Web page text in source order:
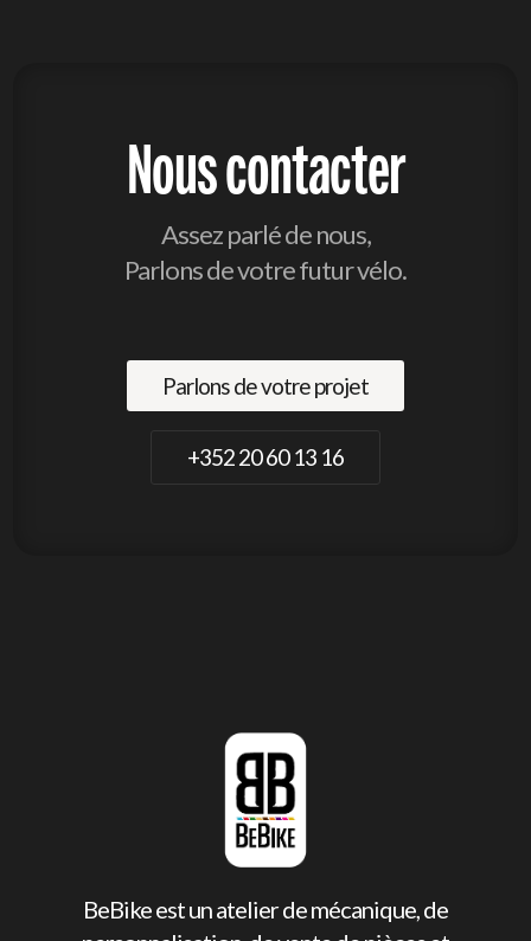
Nous contacter
Assez parlé de nous,
Parlons de votre futur vélo.
Parlons de votre projet
+352 20 60 13 16
BeBike est un atelier de mécanique, de